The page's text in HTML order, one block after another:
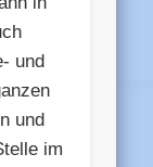
und
und
im